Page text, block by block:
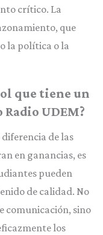
crítico. La
que
la política o la
que tiene un
UDEM?
de las
en ganancias, es
pueden
de calidad. No
comunicación, sino
los